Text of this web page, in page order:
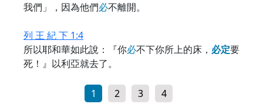
我們」，因為他們必不離開。
列 王 紀 下 1:4
所以耶和華如此說：『你必不下你所上的床， 必定要
死！』以利亞就去了。
1 2 3 4